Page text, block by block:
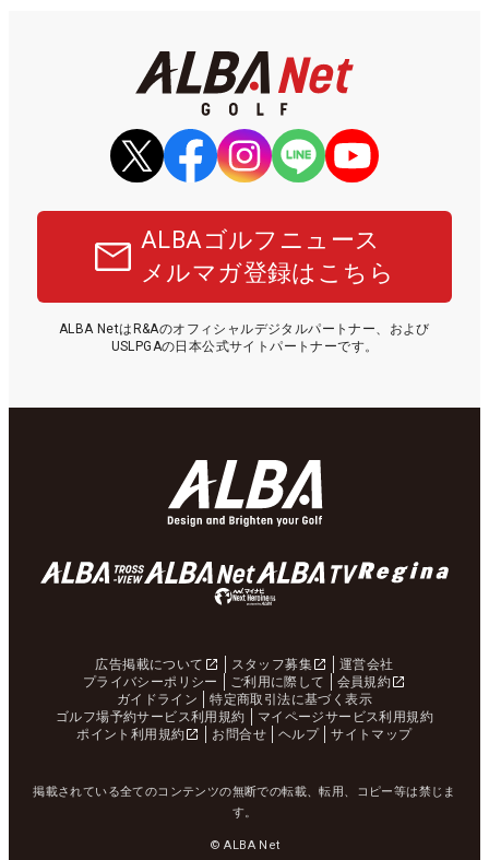
ALBAゴルフニュース
メルマガ登録はこちら
ALBA NetはR&Aのオフィシャルデジタルパートナー、および
USLPGAの日本公式サイトパートナーです。
広告掲載について スタッフ募集
運営会社
プライバシーポリシー
ご利用に際して
会員規約
ガイドライン
特定商取引法に基づく表示
ゴルフ場予約サービス利用規約
マイページサービス利用規約
ポイント利用規約
お問合せ ヘルプ サイトマップ
掲載されている全てのコンテンツの無断での転載、転用、コピー等は禁じま
す。
© ALBA Net